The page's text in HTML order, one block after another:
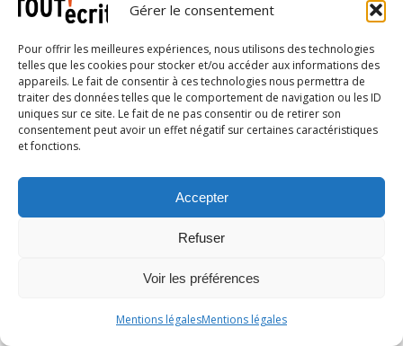
Gérer le consentement
Pour offrir les meilleures expériences, nous utilisons des technologies
telles que les cookies pour stocker et/ou accéder aux informations des
appareils. Le fait de consentir à ces technologies nous permettra de
traiter des données telles que le comportement de navigation ou les ID
uniques sur ce site. Le fait de ne pas consentir ou de retirer son
consentement peut avoir un effet négatif sur certaines caractéristiques
et fonctions.
Accepter
Refuser
Voir les préférences
Mentions légalesMentions légales
Le secrétaire de
rédaction ? Essentiel
!
Article publié le 25 avril 2025
transforme nos métiers.
Concernant la relecture et les
corrections, les outils reposant
productivité, puisqu’ils sont
corriger fautes et coquilles en